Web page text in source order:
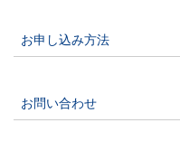
お申し込み方法
お問い合わせ